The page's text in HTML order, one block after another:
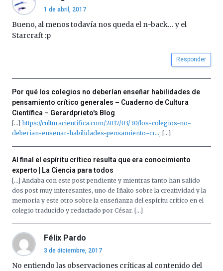
1 de abril, 2017
Bueno, al menos todavía nos queda el n-back… y el
Starcraft :p
Responder
Por qué los colegios no deberían enseñar habilidades de
pensamiento crítico generales – Cuaderno de Cultura
Científica – Gerardprieto's Blog
[…] https://culturacientifica.com/2017/03/30/los-colegios-no-
deberian-ensenar-habilidades-pensamiento-cr…; […]
Al final el espíritu crítico resulta que era conocimiento
experto | La Ciencia para todos
[…] Andaba con este post pendiente y mientras tanto han salido
dos post muy interesantes, uno de Iñako sobre la creatividad y la
memoria y este otro sobre la enseñanza del espíritu crítico en el
colegio traducido y redactado por César. […]
Félix Pardo
3 de diciembre, 2017
No entiendo las observaciones críticas al contenido del